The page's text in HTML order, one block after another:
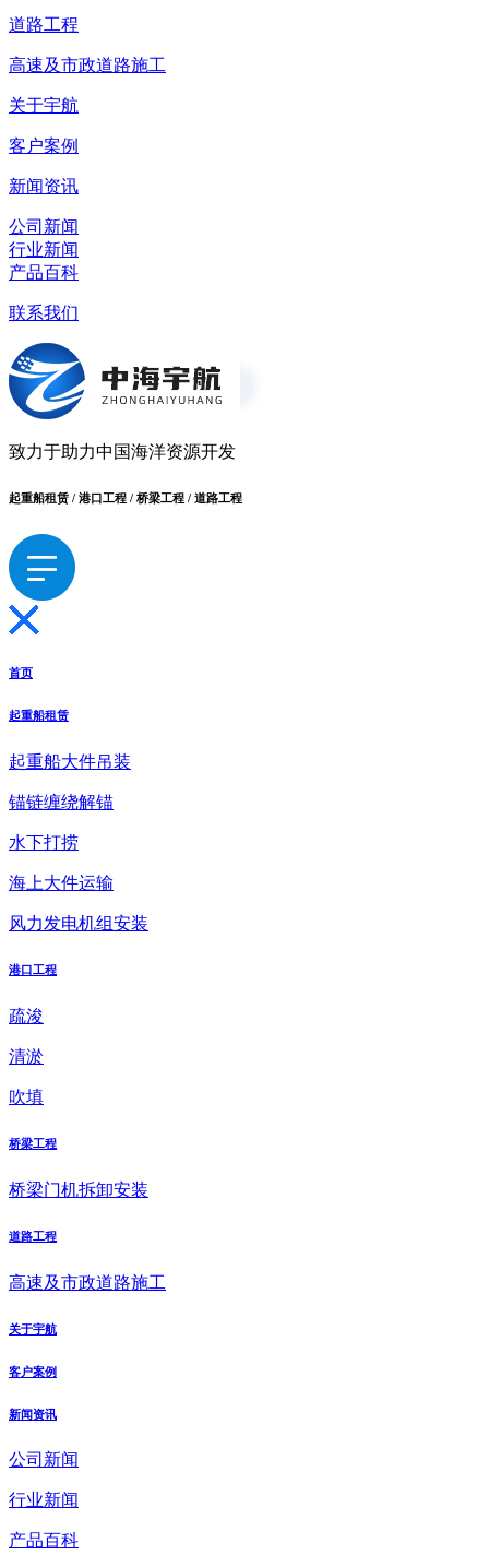
道路工程
高速及市政道路施工
关于宇航
客户案例
新闻资讯
公司新闻
行业新闻
产品百科
联系我们
致力于助力中国海洋资源开发
起重船租赁 / 港口工程 / 桥梁工程 / 道路工程
首页
起重船租赁
起重船大件吊装
锚链缠绕解锚
水下打捞
海上大件运输
风力发电机组安装
港口工程
疏浚
清淤
吹填
桥梁工程
桥梁门机拆卸安装
道路工程
高速及市政道路施工
关于宇航
客户案例
新闻资讯
公司新闻
行业新闻
产品百科